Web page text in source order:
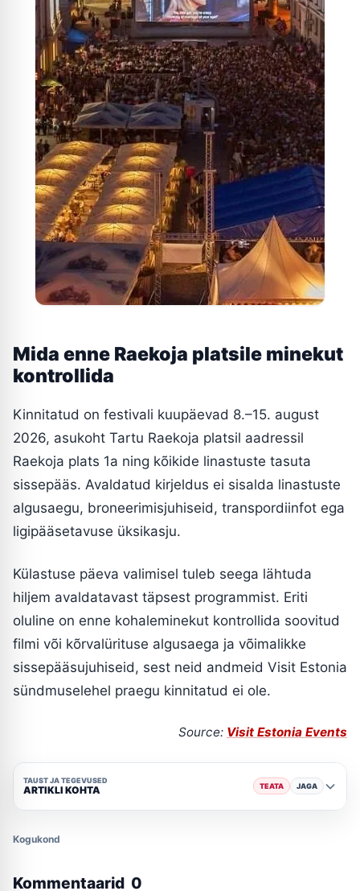
Mida enne Raekoja platsile minekut
kontrollida
Kinnitatud on festivali kuupäevad 8.–15. august
2026, asukoht Tartu Raekoja platsil aadressil
Raekoja plats 1a ning kõikide linastuste tasuta
sissepääs. Avaldatud kirjeldus ei sisalda linastuste
algusaegu, broneerimisjuhiseid, transpordiinfot ega
ligipääsetavuse üksikasju.
Külastuse päeva valimisel tuleb seega lähtuda
hiljem avaldatavast täpsest programmist. Eriti
oluline on enne kohaleminekut kontrollida soovitud
filmi või kõrvalürituse algusaega ja võimalikke
sissepääsujuhiseid, sest neid andmeid Visit Estonia
sündmuselehel praegu kinnitatud ei ole.
Source: Visit Estonia Events
TAUST JA TEGEVUSED
ARTIKLI KOHTA TEATA JAGA
Kogukond
Kommentaarid 0